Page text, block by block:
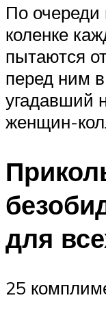
По очереди
коленке
пытаются
перед ним
угадавший
женщин-
для
25